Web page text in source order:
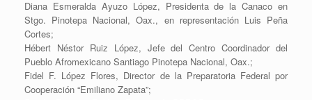
Diana Esmeralda Ayuzo López, Presidenta de la Canaco en
Stgo. Pinotepa Nacional, Oax., en representación Luis Peña
Cortes;
Hébert Néstor Ruiz López, Jefe del Centro Coordinador del
Pueblo Afromexicano Santiago Pinotepa Nacional, Oax.;
Fidel F. López Flores, Director de la Preparatoria Federal por
Cooperación “Emiliano Zapata”;